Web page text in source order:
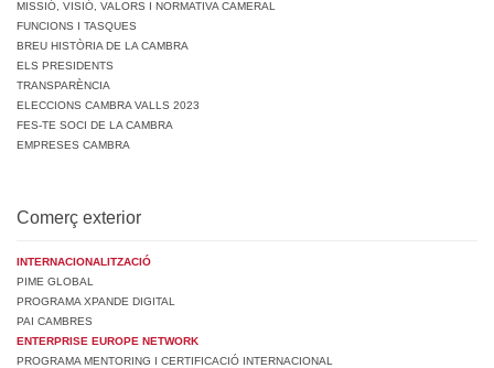
MISSIÓ, VISIÓ, VALORS I NORMATIVA CAMERAL
FUNCIONS I TASQUES
BREU HISTÒRIA DE LA CAMBRA
ELS PRESIDENTS
TRANSPARÈNCIA
ELECCIONS CAMBRA VALLS 2023
FES-TE SOCI DE LA CAMBRA
EMPRESES CAMBRA
Comerç exterior
INTERNACIONALITZACIÓ
PIME GLOBAL
PROGRAMA XPANDE DIGITAL
PAI CAMBRES
ENTERPRISE EUROPE NETWORK
PROGRAMA MENTORING I CERTIFICACIÓ INTERNACIONAL